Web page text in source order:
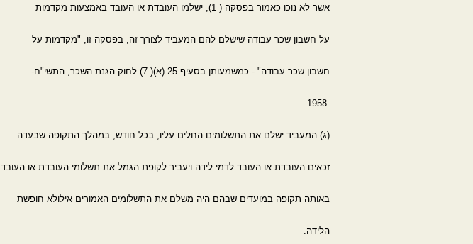
אשר לא נוכו כאמור בפסקה ( 1), ישלמו העובדת או העובד באמצעות מקדמות
על חשבון שכר עבודה שישלם להם המעביד לצורך זה; בפסקה זו, "מקדמות על
חשבון שכר עבודה" - כמשמעותן בסעיף 25 (א)( 7) לחוק הגנת השכר, התשי"ח-
.1958
(ג) המעביד ישלם את התשלומים החלים עליו, בכל חודש, במהלך התקופה שבעדה
זכאים העובדת או העובד לדמי לידה ויעביר לקופת הגמל את תשלומי העובדת או העובד
באותה תקופה במועדים שבהם היה משלם את התשלומים האמורים אילולא חופשת
הלידה.